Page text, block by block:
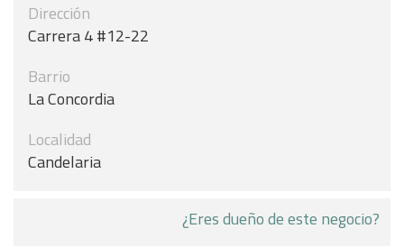
Dirección
Carrera 4 #12-22
Barrio
La Concordia
Localidad
Candelaria
¿Eres dueño de este negocio?